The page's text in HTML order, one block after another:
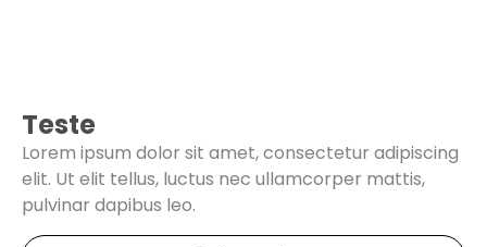
Teste
Lorem ipsum dolor sit amet, consectetur adipiscing
elit. Ut elit tellus, luctus nec ullamcorper mattis,
pulvinar dapibus leo.